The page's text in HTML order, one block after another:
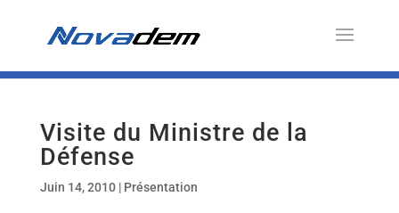
Visite du Ministre de la
Défense
Juin 14, 2010| Présentation